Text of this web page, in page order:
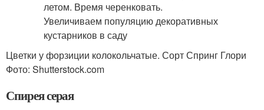
Цветки у форзиции колокольчатые. Сорт Спринг Глори
Фото: Shutterstock.com
Спирея серая